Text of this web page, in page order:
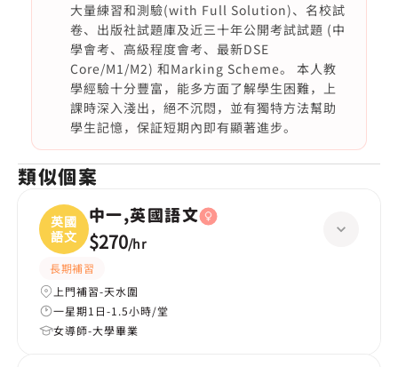
大量練習和測驗(with Full Solution)、名校試
卷、出版社試題庫及近三十年公開考試試題 (中
學會考、高級程度會考、最新DSE
Core/M1/M2) 和Marking Scheme。 本人教
學經驗十分豐富，能多方面了解學生困難，上
課時深入淺出，絕不沉悶，並有獨特方法幫助
學生記憶，保証短期內即有顯著進步。
類似個案
英國
語文
中一,英國語文
$270/hr
長期補習
上門補習-天水圍
一星期1日-1.5小時/堂
女導師-大學畢業